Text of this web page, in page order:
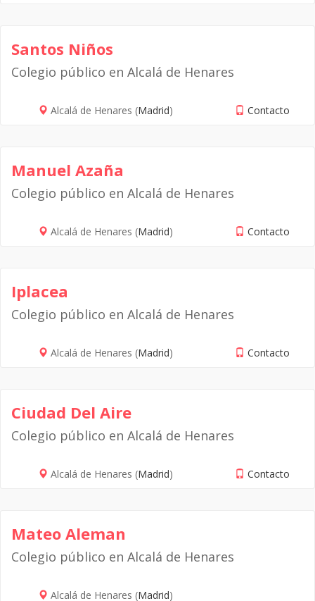
Santos Niños
Colegio público en Alcalá de Henares
Alcalá de Henares (Madrid) Contacto
Manuel Azaña
Colegio público en Alcalá de Henares
Alcalá de Henares (Madrid) Contacto
Iplacea
Colegio público en Alcalá de Henares
Alcalá de Henares (Madrid) Contacto
Ciudad Del Aire
Colegio público en Alcalá de Henares
Alcalá de Henares (Madrid) Contacto
Mateo Aleman
Colegio público en Alcalá de Henares
Alcalá de Henares (Madrid)